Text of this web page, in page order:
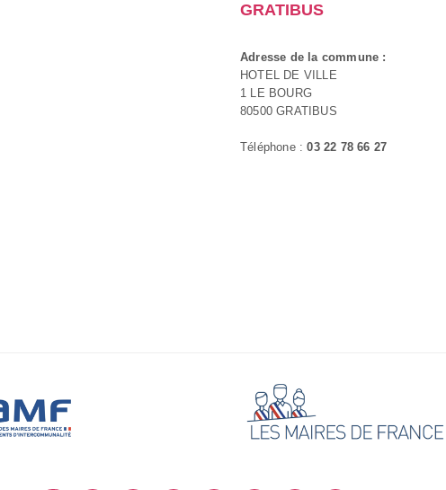
GRATIBUS
Adresse de la commune :
HOTEL DE VILLE
1 LE BOURG
80500 GRATIBUS
Téléphone :03 22 78 66 27